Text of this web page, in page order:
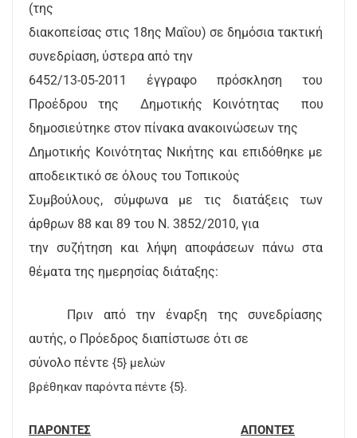
(της
διακοπείσας στις 18ης Μαΐου) σε δημόσια τακτική
συνεδρίαση, ύστερα από την
6452/13-05-2011 έγγραφο πρόσκληση του
Προέδρου της
Δημοτικής Κοινότητας
που
δημοσιεύτηκε στον πίνακα ανακοινώσεων της
Δημοτικής Κοινότητας Νικήτης και επιδόθηκε με
αποδεικτικό σε όλους του Τοπικούς
Συμβούλους, σύμφωνα με τις διατάξεις των
άρθρων 88 και 89 του Ν. 3852/2010, για
την συζήτηση και λήψη αποφάσεων πάνω στα
θέματα της ημερησίας διάταξης:
Πριν από την έναρξη της συνεδρίασης
αυτής, ο Πρόεδρος διαπίστωσε ότι σε
σύνολο πέντε {5} μελών
βρέθηκαν παρόντα πέντε {5}.
ΠΑΡΟΝΤΕΣ ΑΠΟΝΤΕΣ